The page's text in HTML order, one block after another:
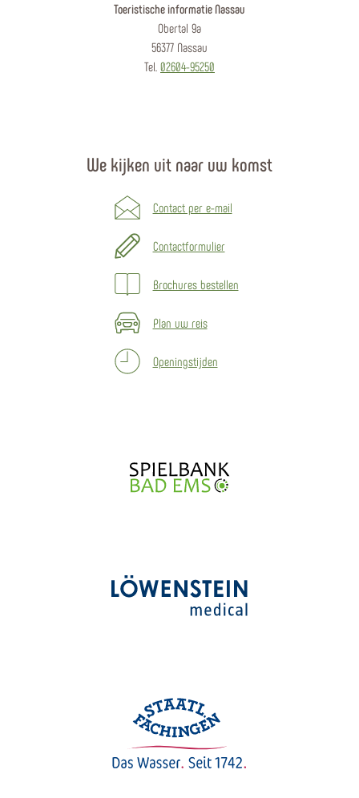
Toeristische informatie Nassau
Obertal 9a
56377 Nassau
Tel. 02604-95250
We kijken uit naar uw komst
Contact per e-mail
Contactformulier
Brochures bestellen
Plan uw reis
Openingstijden